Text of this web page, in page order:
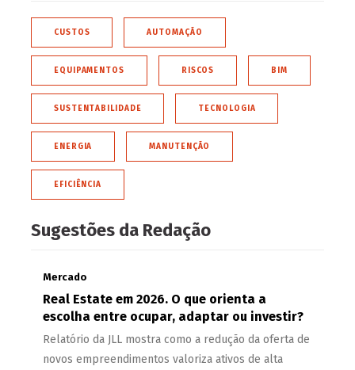
CUSTOS AUTOMAÇÃO
EQUIPAMENTOS RISCOS BIM
SUSTENTABILIDADE TECNOLOGIA
ENERGIA MANUTENÇÃO
EFICIÊNCIA
Sugestões da Redação
Mercado
Real Estate em 2026. O que orienta a
escolha entre ocupar, adaptar ou investir?
Relatório da JLL mostra como a redução da oferta de
novos empreendimentos valoriza ativos de alta